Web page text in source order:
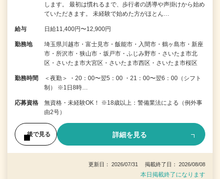
します。 最初は慣れるまで、歩行者の誘導や声掛けから始め
ていただきます。 未経験で始めた方がほとん…
給与 日給11,400円〜12,900円
勤務地
埼玉県川越市・富士見市・飯能市・入間市・鶴ヶ島市・新座
市・所沢市・狭山市・坂戸市・ふじみ野市・さいたま市北
区・さいたま市大宮区・さいたま市西区・さいたま市桜区
勤務時間
＜夜勤＞ ・20：00〜翌5：00 ・21：00〜翌6：00（シフト
制） ※1日8時…
応募資格
無資格・未経験OK！ ※18歳以上：警備業法による（例外事
由2号）
後で見る 詳細を見る
更新日： 2026/07/31 掲載終了日： 2026/08/08
本日掲載終了になります